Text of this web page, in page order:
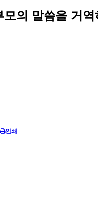
의 말씀을 거역
인쇄